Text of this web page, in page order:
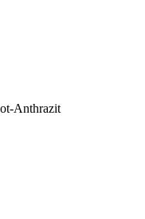
Anthrazit